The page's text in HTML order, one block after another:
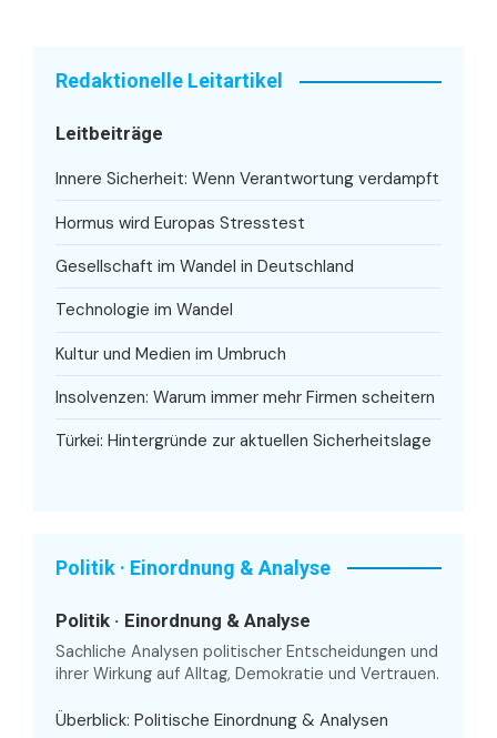
Redaktionelle Leitartikel
Leitbeiträge
Innere Sicherheit: Wenn Verantwortung verdampft
Hormus wird Europas Stresstest
Gesellschaft im Wandel in Deutschland
Technologie im Wandel
Kultur und Medien im Umbruch
Insolvenzen: Warum immer mehr Firmen scheitern
Türkei: Hintergründe zur aktuellen Sicherheitslage
Politik · Einordnung & Analyse
Politik · Einordnung & Analyse
Sachliche Analysen politischer Entscheidungen und
ihrer Wirkung auf Alltag, Demokratie und Vertrauen.
Überblick: Politische Einordnung & Analysen